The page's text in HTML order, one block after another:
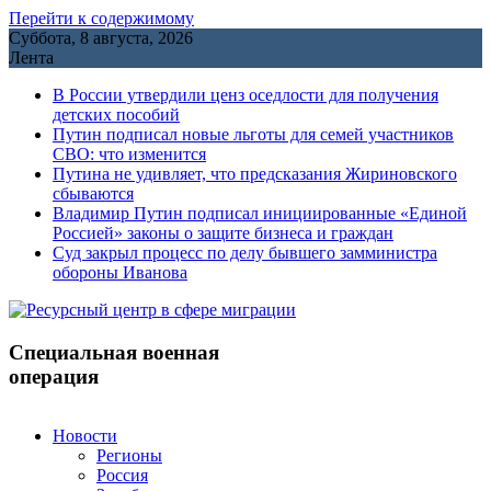
Перейти к содержимому
Суббота, 8 августа, 2026
Лента
В России утвердили ценз оседлости для получения
детских пособий
Путин подписал новые льготы для семей участников
СВО: что изменится
Путина не удивляет, что предсказания Жириновского
сбываются
Владимир Путин подписал инициированные «Единой
Россией» законы о защите бизнеса и граждан
Cуд закрыл процесс по делу бывшего замминистра
обороны Иванова
Специальная военная
операция
Новости
Регионы
Россия